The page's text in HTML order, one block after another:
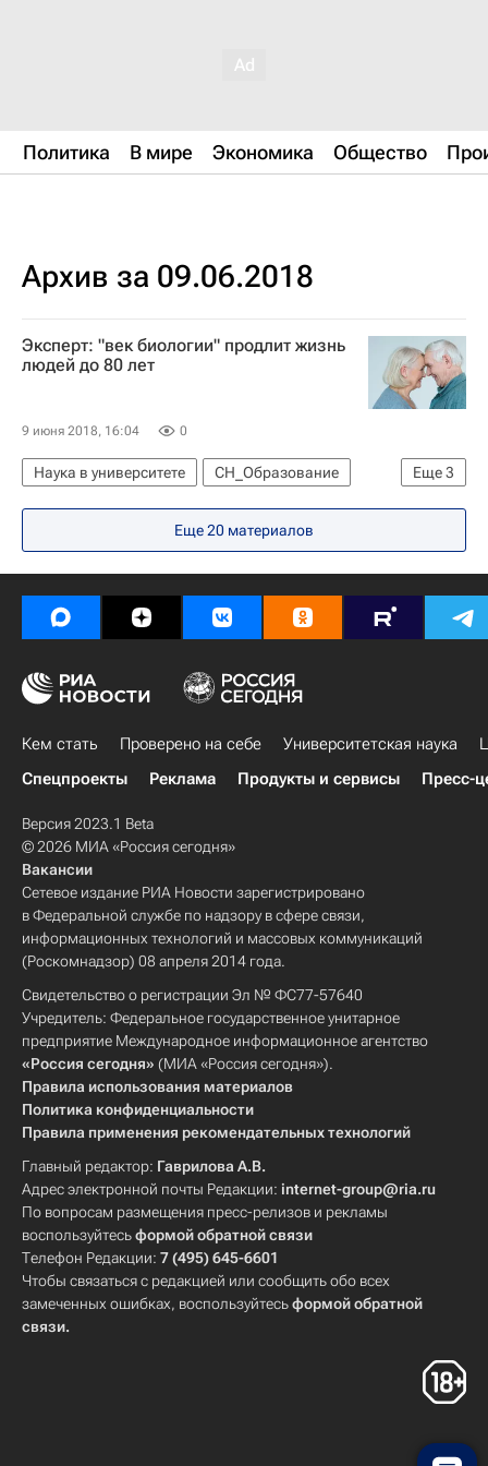
Политика В мире Экономика Общество
Архив за 09.06.2018
Эксперт: "век биологии" продлит жизнь
людей до 80 лет
9 июня 2018, 16:04 0
Еще3
Наука в университете
СН_Образование
Балтийский федеральный университет
Университетская наука
Россия
Еще 20 материалов
Кем стать Проверено на себе Университетская наука
Спецпроекты
Реклама Продукты и сервисы Пресс-
Версия 2023.1 Beta
© 2026 МИА «Россия сегодня»
Вакансии
Сетевое издание РИА Новости зарегистрировано
в Федеральной службе по надзору в сфере связи,
информационных технологий и массовых коммуникаций
(Роскомнадзор) 08 апреля 2014 года.
Свидетельство о регистрации Эл № ФС77-57640
Учредитель: Федеральное государственное унитарное
предприятие Международное информационное агентство
«Россия сегодня» (МИА «Россия сегодня»).
Правила использования материалов
Политика конфиденциальности
Правила применения рекомендательных технологий
Главный редактор: Гаврилова А.В.
Адрес электронной почты Редакции: internet-group@ria.ru
По вопросам размещения пресс-релизов и рекламы
воспользуйтесьформой обратной связи
Телефон Редакции: 7 (495) 645-6601
Чтобы связаться с редакцией или сообщить обо всех
замеченных ошибках, воспользуйтесьформой обратной
связи.